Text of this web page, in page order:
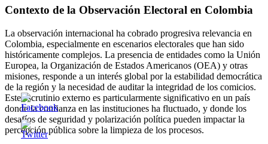
Contexto de la Observación Electoral en Colombia
La observación internacional ha cobrado progresiva relevancia en
Colombia, especialmente en escenarios electorales que han sido
históricamente complejos. La presencia de entidades como la Unión
Europea, la Organización de Estados Americanos (OEA) y otras
misiones, responde a un interés global por la estabilidad democrática
de la región y la necesidad de auditar la integridad de los comicios.
Este escrutinio externo es particularmente significativo en un país
donde la confianza en las instituciones ha fluctuado, y donde los
desafíos de seguridad y polarización política pueden impactar la
percepción pública sobre la limpieza de los procesos.